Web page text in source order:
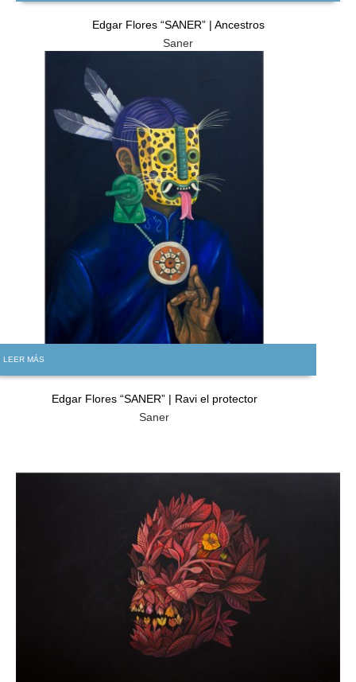
Edgar Flores “SANER” | Ancestros
Saner
LEER MÁS
Edgar Flores “SANER” | Ravi el protector
Saner